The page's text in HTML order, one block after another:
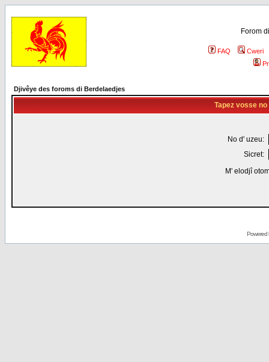
Forom
FAQ
Cweri
Djivêye des foroms di Berdelaedjes
Tapez vosse
No d' uzeu:
Sicret:
M' elodjî
Powered